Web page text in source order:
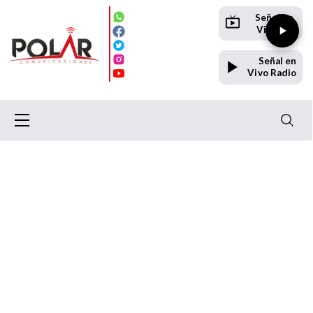
Señal en
Vivo TV
Señal en
Vivo Radio